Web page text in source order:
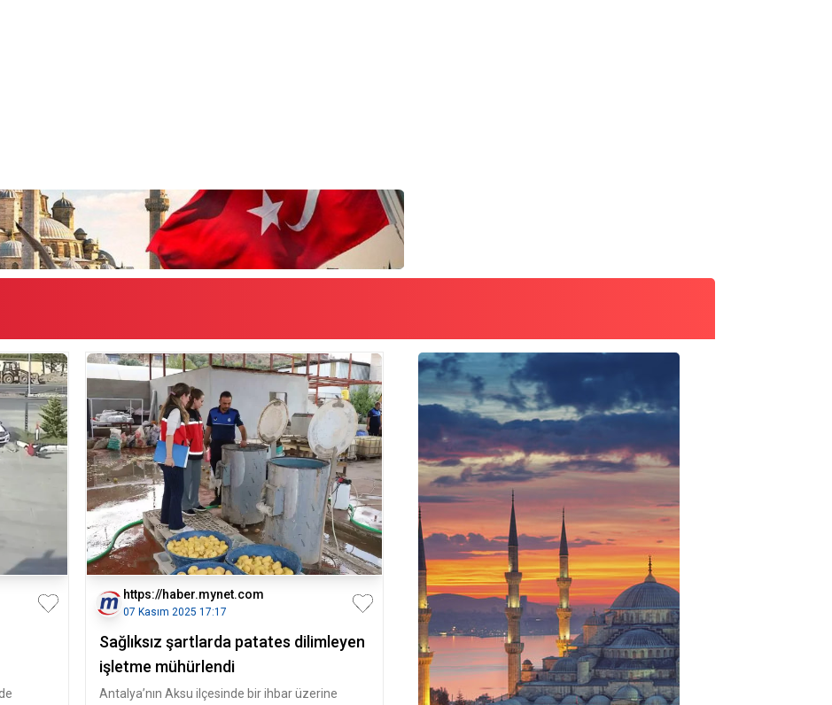
https://haber.mynet.com
07 Kasım 2025 17:17
Sağlıksız şartlarda patates dilimleyen
işletme mühürlendi
Antalya’nın Aksu ilçesinde bir ihbar üzerine